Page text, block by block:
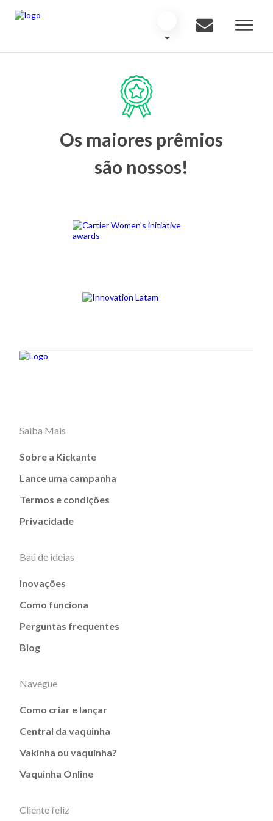
Os maiores prêmios
são nossos!
Saiba Mais
Sobre a Kickante
Lance uma campanha
Termos e condições
Privacidade
Baú de ideias
Inovações
Como funciona
Perguntas frequentes
Blog
Navegue
Como criar e lançar
Central da vaquinha
Vakinha ou vaquinha?
Vaquinha Online
Cliente feliz